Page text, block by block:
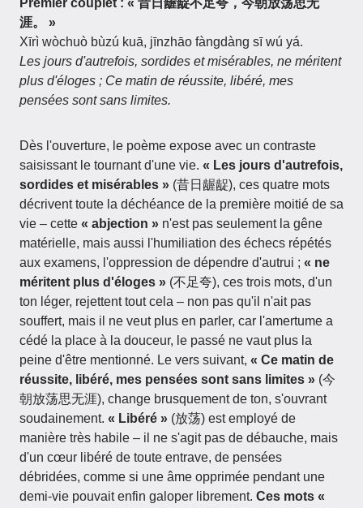
Premier couplet : « 昔日龌龊不足夸，今朝放荡思无
涯。 »
Xīrì wòchuò bùzú kuā, jīnzhāo fàngdàng sī wú yá.
Les jours d'autrefois, sordides et misérables, ne méritent
plus d'éloges ; Ce matin de réussite, libéré, mes
pensées sont sans limites.
Dès l'ouverture, le poème expose avec un contraste
saisissant le tournant d'une vie. « Les jours d'autrefois,
sordides et misérables » (昔日龌龊), ces quatre mots
décrivent toute la déchéance de la première moitié de sa
vie – cette « abjection » n'est pas seulement la gêne
matérielle, mais aussi l'humiliation des échecs répétés
aux examens, l'oppression de dépendre d'autrui ; « ne
méritent plus d'éloges » (不足夸), ces trois mots, d'un
ton léger, rejettent tout cela – non pas qu'il n'ait pas
souffert, mais il ne veut plus en parler, car l'amertume a
cédé la place à la douceur, le passé ne vaut plus la
peine d'être mentionné. Le vers suivant, « Ce matin de
réussite, libéré, mes pensées sont sans limites » (今
朝放荡思无涯), change brusquement de ton, s'ouvrant
soudainement. « Libéré » (放荡) est employé de
manière très habile – il ne s'agit pas de débauche, mais
d'un cœur libéré de toute entrave, de pensées
débridées, comme si une âme opprimée pendant une
demi-vie pouvait enfin galoper librement. Ces mots «